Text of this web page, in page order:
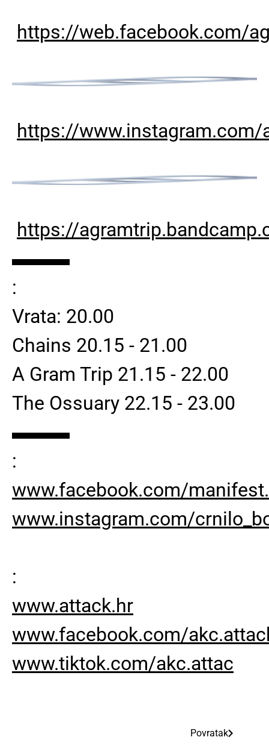
https://web.facebook.com/
https://www.instagram.com/
https://
▬▬▬
:
Vrata: 20.00
Chains 20.15 - 21.00
A Gram Trip 21.15 - 22.00
The Ossuary 22.15 - 23.00
▬▬▬
:
www.facebook.com/
www.instagram.com/
:
www.attack.hr
www.facebook.com/
www.tiktok.com/akc.attac
Povratak